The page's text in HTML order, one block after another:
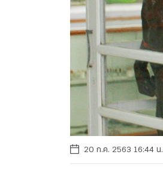
20 ก.ค. 2563 16:44 น.